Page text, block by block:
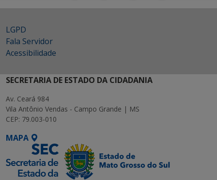
LGPD
Fala Servidor
Acessibilidade
SECRETARIA DE ESTADO DA CIDADANIA
Av. Ceará 984
Vila Antônio Vendas - Campo Grande | MS
CEP: 79.003-010
MAPA